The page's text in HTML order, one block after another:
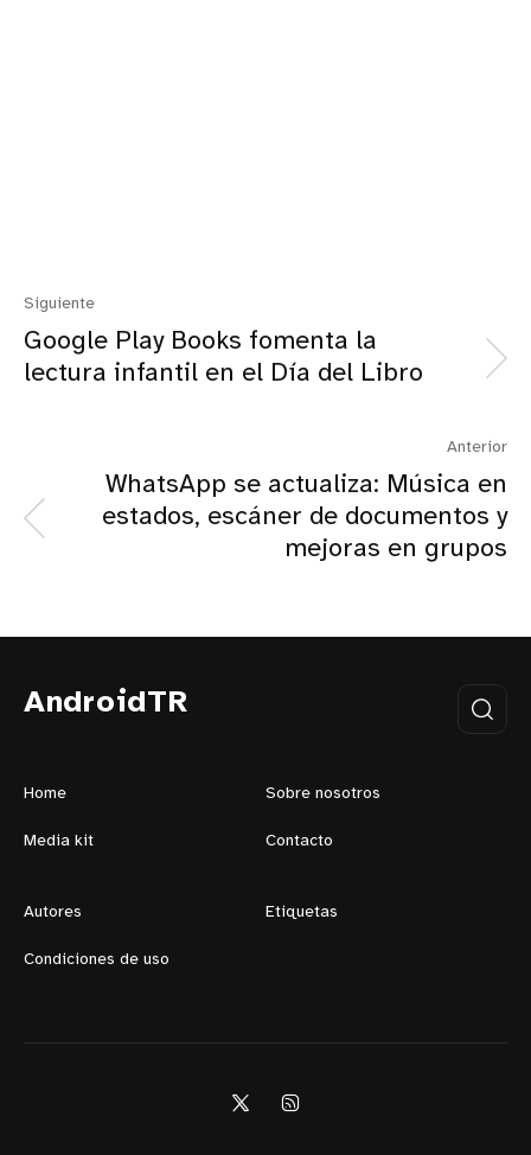
Siguiente
Google Play Books fomenta la
lectura infantil en el Día del Libro
Anterior
WhatsApp se actualiza: Música en
estados, escáner de documentos y
mejoras en grupos
AndroidTR
Home Sobre nosotros
Media kit Contacto
Autores Etiquetas
Condiciones de uso